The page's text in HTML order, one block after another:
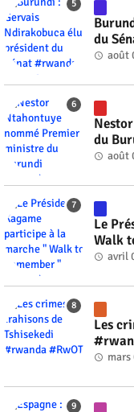
du
août
du
août
Le
Walk
avril
Les